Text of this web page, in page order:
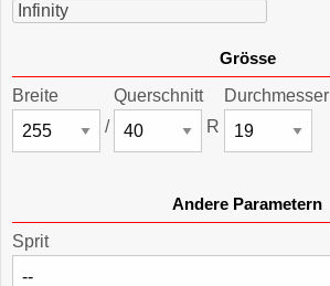
Infinity
Grösse
Breite
/
Querschnitt
R
Durchmesser
Andere Parametern
Sprit